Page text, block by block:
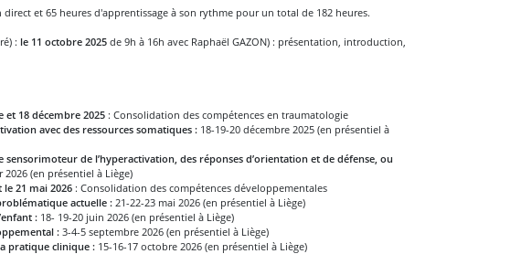
et 65 heures d'apprentissage à son rythme pour un total de 182 heures.
: le 11 octobre 2025 de 9h à 16h avec Raphaël GAZON) : présentation, introduction,
18 décembre 2025: Consolidation des compétences en traumatologie
avec des ressources somatiques : 18-19-20 décembre 2025 (en présentiel à
de l’hyperactivation, des réponses d’orientation et de défense, ou
2026 (en présentiel à Liège)
21 mai 2026: Consolidation des compétences développementales
actuelle : 21-22-23 mai 2026 (en présentiel à Liège)
: 18- 19-20 juin 2026 (en présentiel à Liège)
: 3-4-5 septembre 2026 (en présentiel à Liège)
pratique clinique : 15-16-17 octobre 2026 (en présentiel à Liège)